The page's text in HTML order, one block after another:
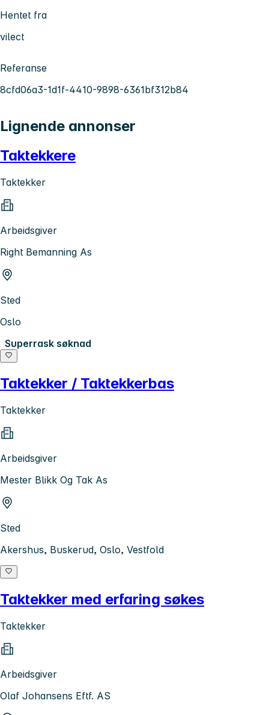
Hentet fra
vilect
Referanse
8cfd06a3-1d1f-4410-9898-6361bf312b84
Lignende annonser
Taktekkere
Taktekker
Arbeidsgiver
Right Bemanning As
Sted
Oslo
Superrask søknad
Taktekker / Taktekkerbas
Taktekker
Arbeidsgiver
Mester Blikk Og Tak As
Sted
Akershus, Buskerud, Oslo, Vestfold
Taktekker med erfaring søkes
Taktekker
Arbeidsgiver
Olaf Johansens Eftf. AS